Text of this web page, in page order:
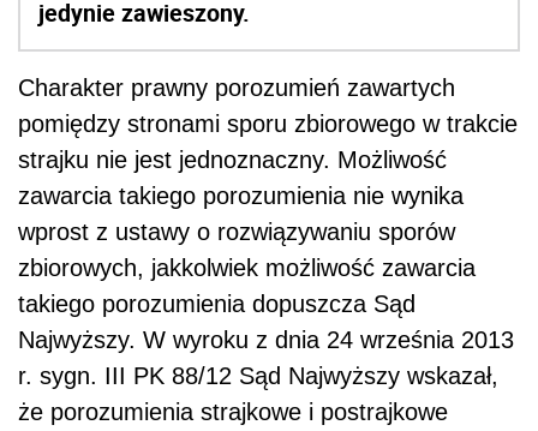
jedynie zawieszony.
Charakter prawny porozumień zawartych
pomiędzy stronami sporu zbiorowego w trakcie
strajku nie jest jednoznaczny. Możliwość
zawarcia takiego porozumienia nie wynika
wprost z ustawy o rozwiązywaniu sporów
zbiorowych, jakkolwiek możliwość zawarcia
takiego porozumienia dopuszcza Sąd
Najwyższy. W wyroku z dnia 24 września 2013
r. sygn. III PK 88/12 Sąd Najwyższy wskazał,
że porozumienia strajkowe i postrajkowe